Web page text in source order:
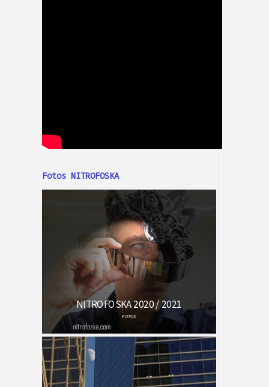
Fotos NITROFOSKA